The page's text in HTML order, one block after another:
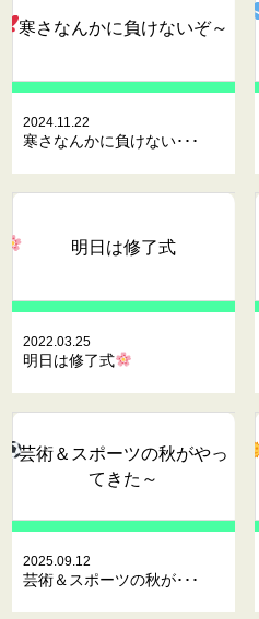
寒さなんかに負けないぞ～
2024.11.22
寒さなんかに負けない･･･
明日は修了式
2022.03.25
明日は修了式
芸術＆スポーツの秋がやっ
てきた～
2025.09.12
芸術＆スポーツの秋が･･･